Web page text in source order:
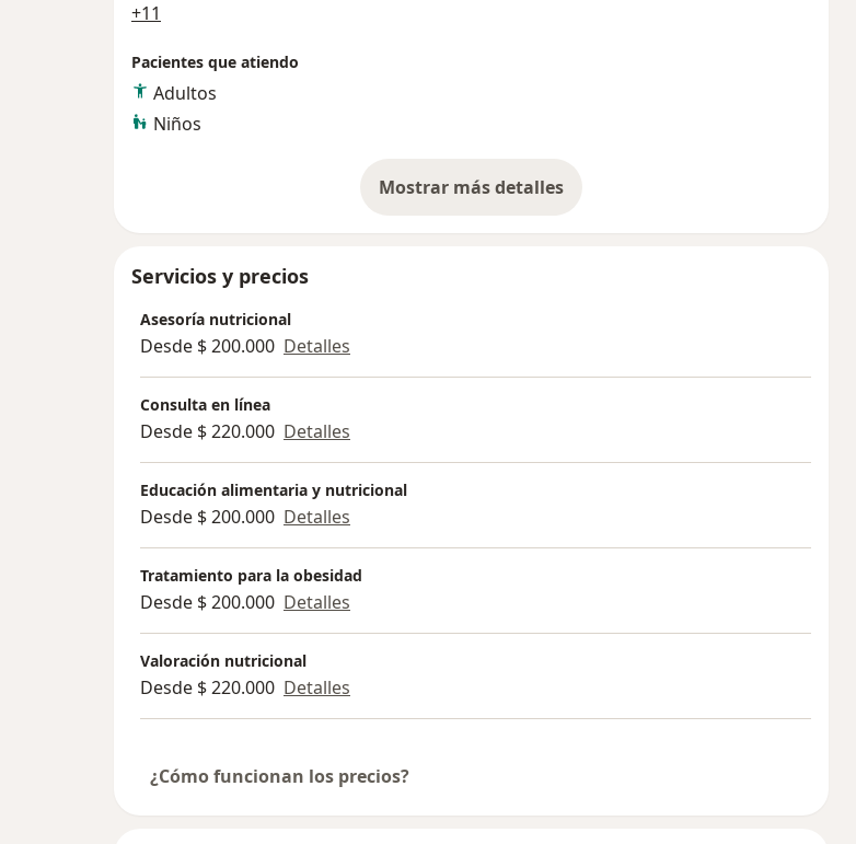
+11
Pacientes que atiendo
Adultos
Niños
Mostrar más detalles
sobre la experiencia
Servicios y precios
Asesoría nutricional
Desde $ 200.000 Detalles
Consulta en línea
Desde $ 220.000 Detalles
Educación alimentaria y nutricional
Desde $ 200.000 Detalles
Tratamiento para la obesidad
Desde $ 200.000 Detalles
Valoración nutricional
Desde $ 220.000 Detalles
¿Cómo funcionan los precios?